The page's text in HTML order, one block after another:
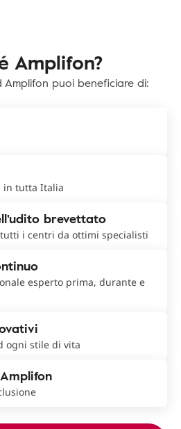
Amplifon?
puoi beneficiare di:
in tutta Italia
brevettato
i centri da ottimi specialisti
esperto prima, durante e
ogni stile di vita